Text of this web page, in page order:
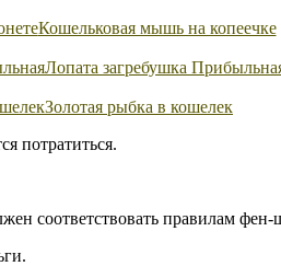
Кошельковая мышь на копеечке
Лопата загребушка
Золотая рыбка в кошелек
потратиться.
соответствовать правилам фен-